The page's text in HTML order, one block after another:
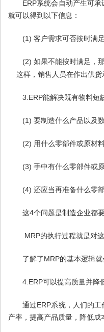
ERP系统会自动产生可承
就可以得到以下信息：
(1) 客户需求可否按时满足
(2) 如果不能按时满足，
这样，销售人员在作出供货
3.ERP能解决既有物料短
(1) 要制造什么产品以及
(2) 用什么零部件或原材
(3) 手中有什么零部件或
(4) 还应当再准备什么零
这4个问题是制造企业都
MRP的执行过程就是对
了解了 MRP的基本逻辑就
4.ERP可以提高质量并降
通过ERP系统，人们的
产率，提高产品质量，降低成